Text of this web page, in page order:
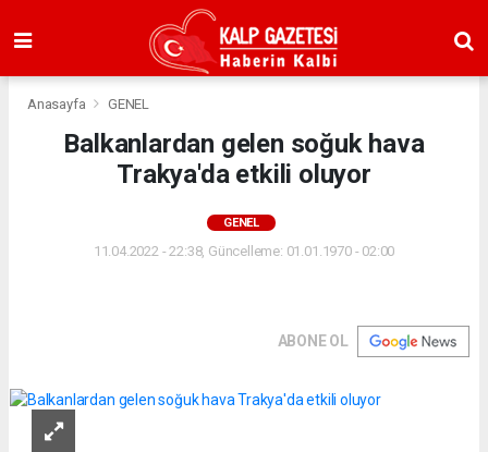
Anasayfa GENEL
Balkanlardan gelen soğuk hava
Trakya'da etkili oluyor
GENEL
11.04.2022 - 22:38, Güncelleme: 01.01.1970 - 02:00
ABONE OL